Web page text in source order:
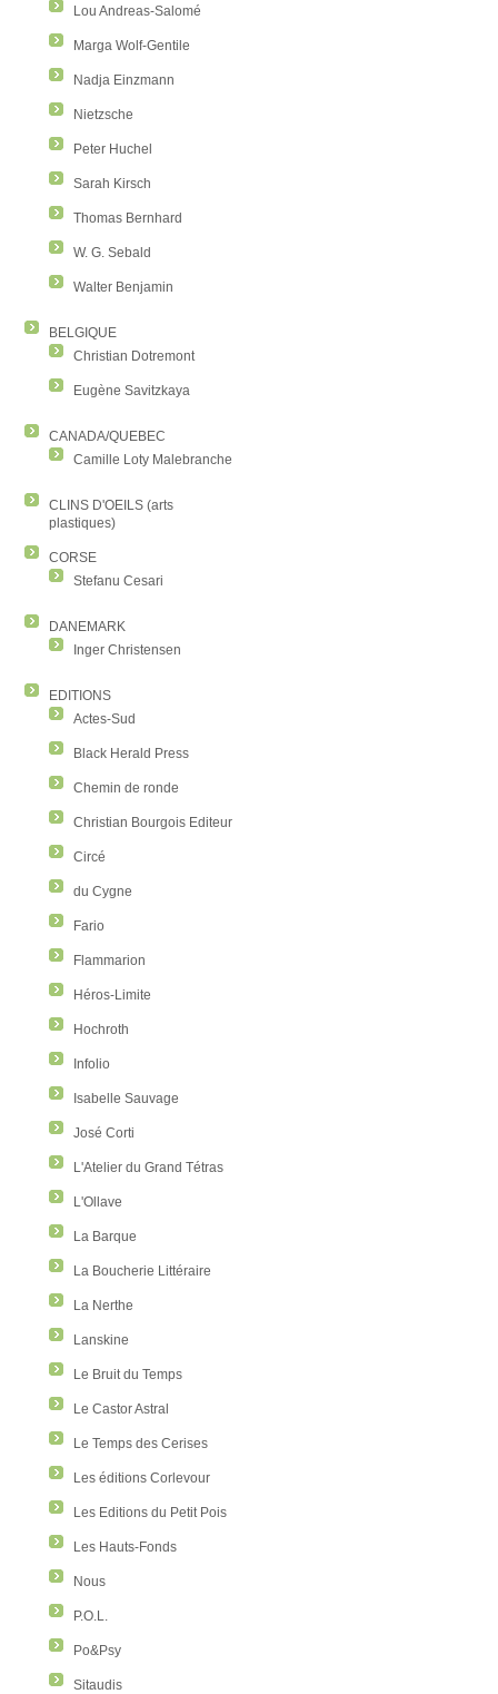
Lou Andreas-Salomé
Marga Wolf-Gentile
Nadja Einzmann
Nietzsche
Peter Huchel
Sarah Kirsch
Thomas Bernhard
W. G. Sebald
Walter Benjamin
BELGIQUE
Christian Dotremont
Eugène Savitzkaya
CANADA/QUEBEC
Camille Loty Malebranche
CLINS D'OEILS (arts
plastiques)
CORSE
Stefanu Cesari
DANEMARK
Inger Christensen
EDITIONS
Actes-Sud
Black Herald Press
Chemin de ronde
Christian Bourgois Editeur
Circé
du Cygne
Fario
Flammarion
Héros-Limite
Hochroth
Infolio
Isabelle Sauvage
José Corti
L'Atelier du Grand Tétras
L'Ollave
La Barque
La Boucherie Littéraire
La Nerthe
Lanskine
Le Bruit du Temps
Le Castor Astral
Le Temps des Cerises
Les éditions Corlevour
Les Editions du Petit Pois
Les Hauts-Fonds
Nous
P.O.L.
Po&Psy
Sitaudis